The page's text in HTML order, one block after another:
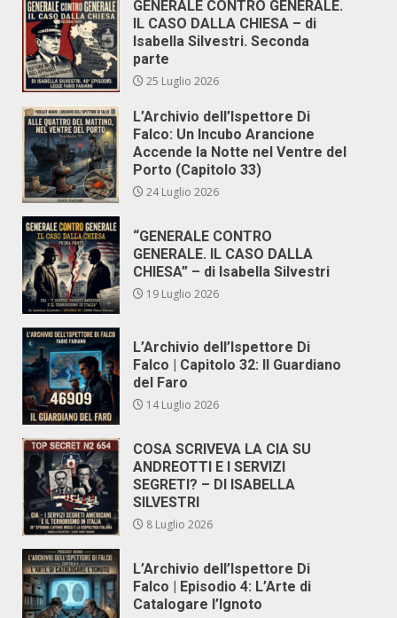
GENERALE CONTRO GENERALE.
IL CASO DALLA CHIESA – di
Isabella Silvestri. Seconda
parte
25 Luglio 2026
L’Archivio dell’Ispettore Di
Falco: Un Incubo Arancione
Accende la Notte nel Ventre del
Porto (Capitolo 33)
24 Luglio 2026
“GENERALE CONTRO
GENERALE. IL CASO DALLA
CHIESA” – di Isabella Silvestri
19 Luglio 2026
L’Archivio dell’Ispettore Di
Falco | Capitolo 32: Il Guardiano
del Faro
14 Luglio 2026
COSA SCRIVEVA LA CIA SU
ANDREOTTI E I SERVIZI
SEGRETI? – DI ISABELLA
SILVESTRI
8 Luglio 2026
L’Archivio dell’Ispettore Di
Falco | Episodio 4: L’Arte di
Catalogare l’Ignoto